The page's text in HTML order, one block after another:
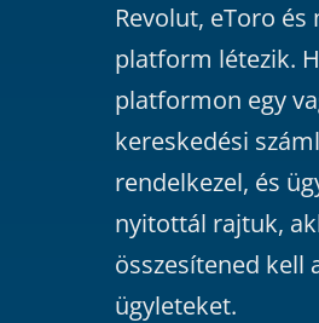
Revolut, eToro és
platform létezik.
platformon egy
kereskedési
rendelkezel, és
nyitottál rajtuk,
összesítened kell
ügyleteket.